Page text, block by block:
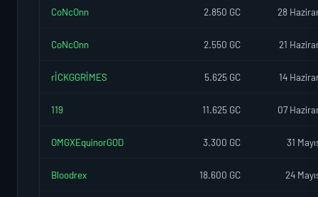
CoNcOnn 2.850 GC 28
CoNcOnn 2.550 GC 21
rİCKGGRİMES 5.625 GC 14
119 11.625 GC 07
OMGXEquinorGOD 3.300 GC 31
Bloodrex 18.600 GC 24